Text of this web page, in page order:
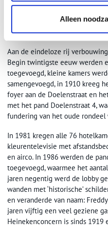
Alleen
Een diner in hotel de l’Europe, 1926.
Kleurentelevisie en
Aan de eindeloze rij
Begin twintigste eeuw werden
toegevoegd, kleine kamers
samengevoegd, in 1910 kreeg
foyer aan de Doelenstraat en
met het pand Doelenstraat 4,
fundering van het oude
In 1981 kregen alle 76
kleurentelevisie met
en airco. In 1986 werden de
toegevoegd, waarmee het
jaren negentig werd de lobby
wanden met ‘historische’
en veranderde van naam:
jaren vijftig een veel geziene
Heinekenconcern is sinds 1919